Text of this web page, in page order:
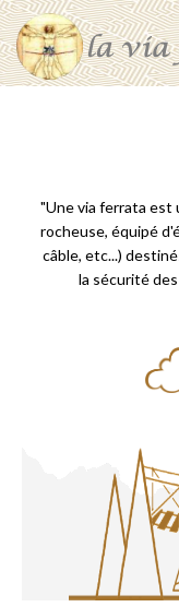
"Une via ferrata est
rocheuse, équipé
câble, etc...)
la sécurité